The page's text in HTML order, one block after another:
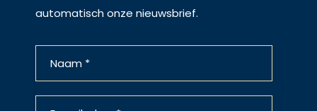
automatisch onze nieuwsbrief.